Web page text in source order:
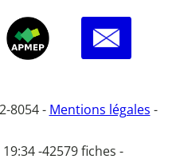
8054 - Mentions légales -
-42579 fiches -